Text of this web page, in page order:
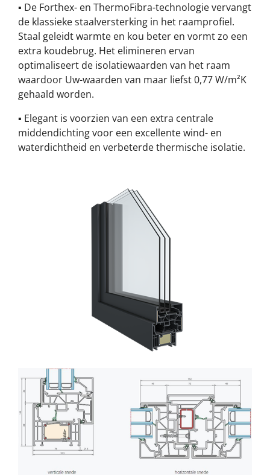
▪ De Forthex- en ThermoFibra-technologie vervangt
de klassieke staalversterking in het raamprofiel.
Staal geleidt warmte en kou beter en vormt zo een
extra koudebrug. Het elimineren ervan
optimaliseert de isolatiewaarden van het raam
waardoor Uw-waarden van maar liefst 0,77 W/m²K
gehaald worden.
▪ Elegant is voorzien van een extra centrale
middendichting voor een excellente wind- en
waterdichtheid en verbeterde thermische isolatie.